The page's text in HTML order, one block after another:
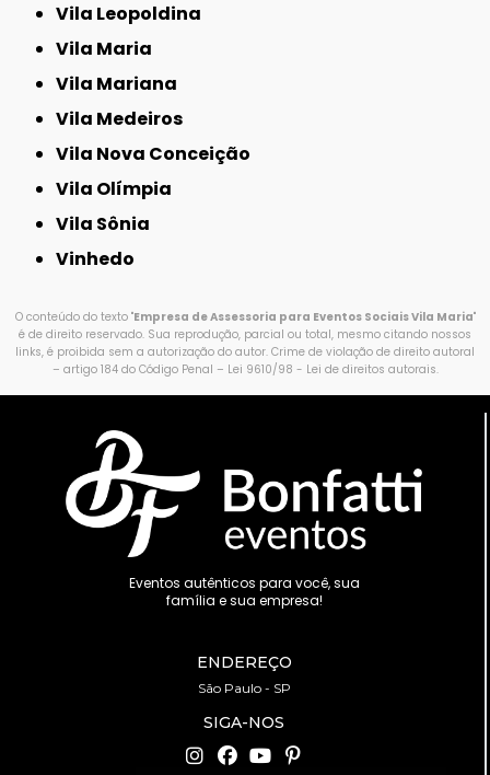
Vila Leopoldina
Vila Maria
Vila Mariana
Vila Medeiros
Vila Nova Conceição
Vila Olímpia
Vila Sônia
Vinhedo
O conteúdo do texto "Empresa de Assessoria para Eventos Sociais Vila Maria"
é de direito reservado. Sua reprodução, parcial ou total, mesmo citando nossos
links, é proibida sem a autorização do autor. Crime de violação de direito autoral
– artigo 184 do Código Penal – Lei 9610/98 - Lei de direitos autorais.
Eventos autênticos para você, sua
família e sua empresa!
ENDEREÇO
São Paulo - SP
SIGA-NOS